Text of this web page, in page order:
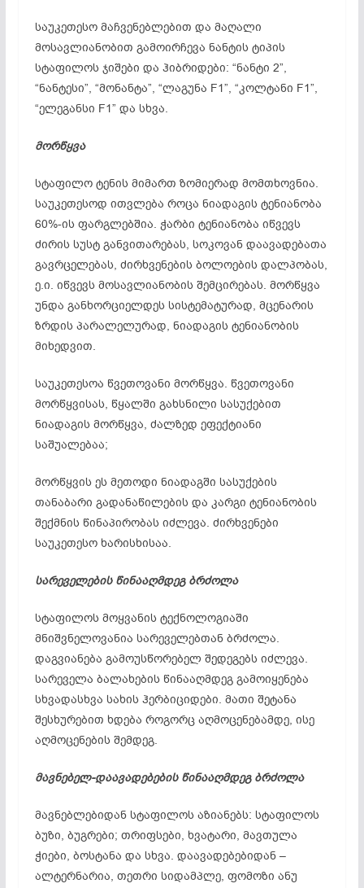
საუკეთესო მაჩვენებლებით და მაღალი
მოსავლიანობით გამოირჩევა ნანტის ტიპის
სტაფილოს ჯიშები და ჰიბრიდები: “ნანტი 2”,
“ნანტესი”, “მონანტა”, “ლაგუნა F1”, “კოლტანი F1”,
“ელეგანსი F1” და სხვა.
მორწყვა
სტაფილო ტენის მიმართ ზომიერად მომთხოვნია.
საუკეთესოდ ითვლება როცა ნიადაგის ტენიანობა
60%-ის ფარგლებშია. ჭარბი ტენიანობა იწვევს
ძირის სუსტ განვითარებას, სოკოვან დაავადებათა
გავრცელებას, ძირხვენების ბოლოების დალპობას,
ე.ი. იწვევს მოსავლიანობის შემცირებას. მორწყვა
უნდა განხორციელდეს სისტემატურად, მცენარის
ზრდის პარალელურად, ნიადაგის ტენიანობის
მიხედვით.
საუკეთესოა წვეთოვანი მორწყვა. წვეთოვანი
მორწყვისას, წყალში გახსნილი სასუქებით
ნიადაგის მორწყვა, ძალზედ ეფექტიანი
საშუალებაა;
მორწყვის ეს მეთოდი ნიადაგში სასუქების
თანაბარი გადანაწილების და კარგი ტენიანობის
შექმნის წინაპირობას იძლევა. ძირხვენები
საუკეთესო ხარისხისაა.
სარეველების წინააღმდეგ ბრძოლა
სტაფილოს მოყვანის ტექნოლოგიაში
მნიშვნელოვანია სარეველებთან ბრძოლა.
დაგვიანება გამოუსწორებელ შედეგებს იძლევა.
სარეველა ბალახების წინააღმდეგ გამოიყენება
სხვადასხვა სახის ჰერბიციდები. მათი შეტანა
შესხურებით ხდება როგორც აღმოცენებამდე, ისე
აღმოცენების შემდეგ.
მავნებელ-დაავადებების წინააღმდეგ ბრძოლა
მავნებლებიდან სტაფილოს აზიანებს: სტაფილოს
ბუზი, ბუგრები; თრიფსები, ხვატარი, მავთულა
ჭიები, ბოსტანა და სხვა. დაავადებებიდან –
ალტერნარია, თეთრი სიდამპლე, ფომოზი ანუ